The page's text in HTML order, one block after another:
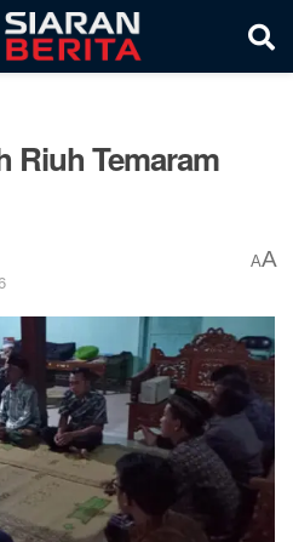
Riuh Temaram
AA